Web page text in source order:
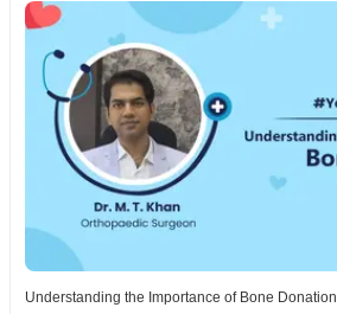
Understanding the Importance of Bone Donation